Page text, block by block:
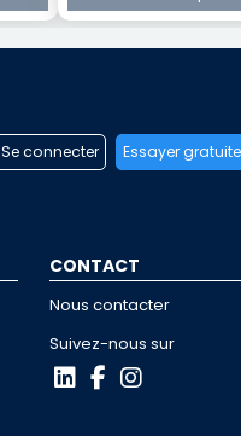
Se connecter Essayer
CONTACT
Nous contacter
Suivez-nous sur